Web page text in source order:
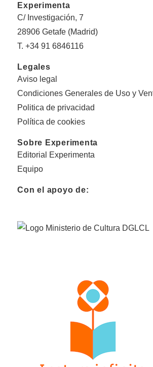
Experimenta
C/ Investigación, 7
28906 Getafe (Madrid)
T. +34 91 6846116
Legales
Aviso legal
Condiciones Generales de Uso y
Politica de privacidad
Política de cookies
Sobre Experimenta
Editorial Experimenta
Equipo
Con el apoyo de: